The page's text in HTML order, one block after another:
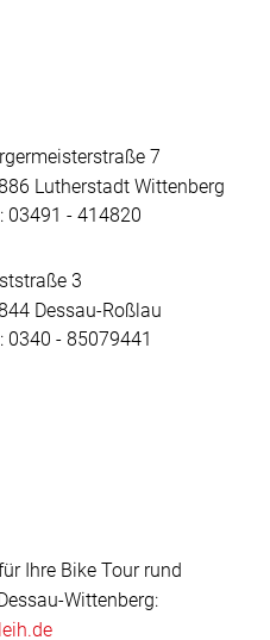
7
Lutherstadt Wittenberg
03491 - 414820
3
Dessau-Roßlau
0340 - 85079441
Ihre Bike Tour rund
Wittenberg: